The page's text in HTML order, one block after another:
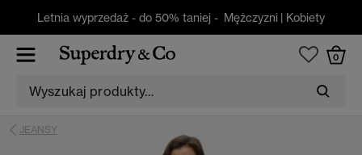
Letnia wyprzedaż - do 50% taniej - Mężczyzni | Kobiety
0
JEANSY